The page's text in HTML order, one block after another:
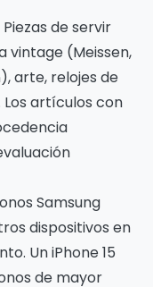
Piezas de servir
vintage (Meissen,
arte, relojes de
artículos con
Samsung
dispositivos en
Un iPhone 15
de mayor